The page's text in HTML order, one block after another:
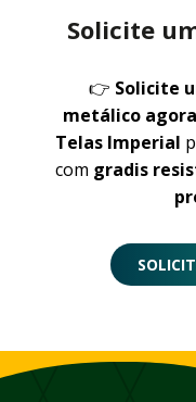
Solicite
👉 Solicite
metálico
Telas Imperial
com gradis